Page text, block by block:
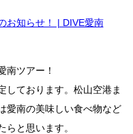
お知らせ！ | DIVE愛南
南ツアー！
しております。松山空港ま
愛南の美味しい食べ物など
と思います。